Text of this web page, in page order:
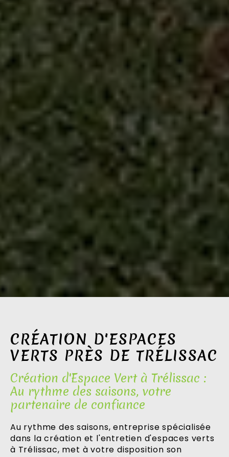
CRÉATION D'ESPACES
VERTS PRÈS DE TRÉLISSAC
Création d'Espace Vert à Trélissac :
Au rythme des saisons, votre
partenaire de confiance
Au rythme des saisons, entreprise spécialisée
dans la création et l'entretien d'espaces verts
à Trélissac, met à votre disposition son